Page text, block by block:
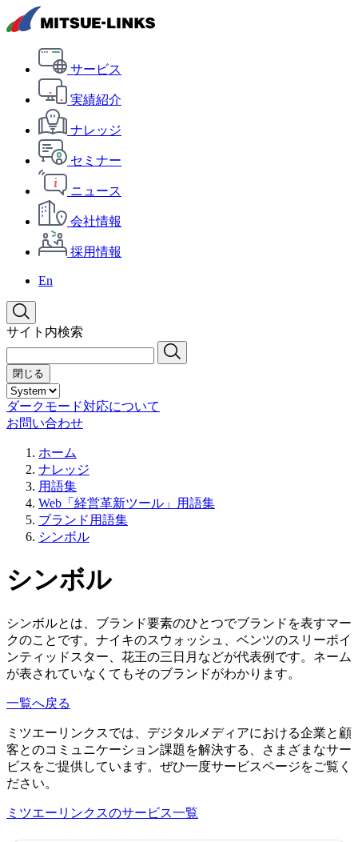
サービス
実績紹介
ナレッジ
セミナー
ニュース
会社情報
採用情報
En
サイト内検索
閉じる
ダークモード対応について
お問い合わせ
ホーム
ナレッジ
用語集
Web「経営革新ツール」用語集
ブランド用語集
シンボル
シンボル
シンボルとは、ブランド要素のひとつでブランドを表すマー
クのことです。ナイキのスウォッシュ、ベンツのスリーポイ
ンティッドスター、花王の三日月などが代表例です。ネーム
が表されていなくてもそのブランドがわかります。
一覧へ戻る
ミツエーリンクスでは、デジタルメディアにおける企業と顧
客とのコミュニケーション課題を解決する、さまざまなサー
ビスをご提供しています。ぜひ一度サービスページをご覧く
ださい。
ミツエーリンクスのサービス一覧